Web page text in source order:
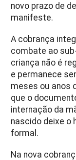
novo prazo de
manifeste.
A cobrança
combate ao
criança não é
e permanece
meses ou anos
que o
internação da
nascido deixe o
formal.
Na nova